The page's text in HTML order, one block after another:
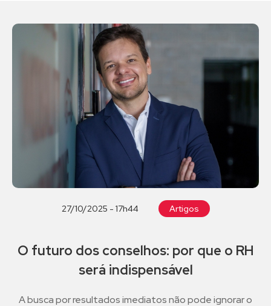
27/10/2025 - 17h44 Artigos
O futuro dos conselhos: por que o RH
será indispensável
A busca por resultados imediatos não pode ignorar o